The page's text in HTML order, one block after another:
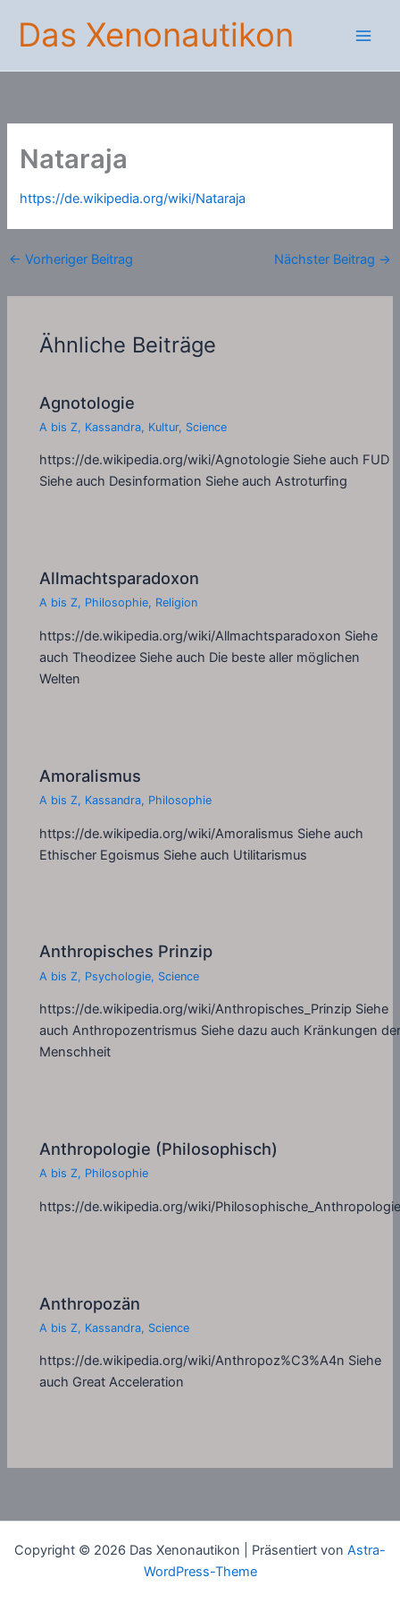
Inhalt
springen
Das Xenonautikon
Nataraja
https://de.wikipedia.org/wiki/Nataraja
← Vorheriger Beitrag Nächster Beitrag →
Ähnliche Beiträge
Agnotologie
A bis Z, Kassandra, Kultur, Science
https://de.wikipedia.org/wiki/Agnotologie Siehe auch FUD
Siehe auch Desinformation Siehe auch Astroturfing
Allmachtsparadoxon
A bis Z, Philosophie, Religion
https://de.wikipedia.org/wiki/Allmachtsparadoxon Siehe
auch Theodizee Siehe auch Die beste aller möglichen
Welten
Amoralismus
A bis Z, Kassandra, Philosophie
https://de.wikipedia.org/wiki/Amoralismus Siehe auch
Ethischer Egoismus Siehe auch Utilitarismus
Anthropisches Prinzip
A bis Z, Psychologie, Science
https://de.wikipedia.org/wiki/Anthropisches_Prinzip Siehe
auch Anthropozentrismus Siehe dazu auch Kränkungen
Menschheit
Anthropologie (Philosophisch)
A bis Z, Philosophie
https://de.wikipedia.org/wiki/
Anthropozän
A bis Z, Kassandra, Science
https://de.wikipedia.org/wiki/Anthropoz%C3%A4n Siehe
auch Great Acceleration
Copyright © 2026 Das Xenonautikon | Präsentiert von Astra-
WordPress-Theme